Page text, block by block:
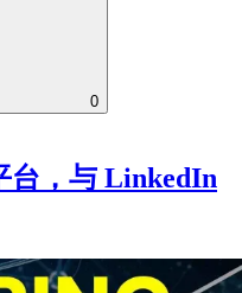
0
台，与 LinkedIn